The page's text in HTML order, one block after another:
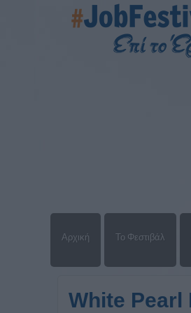
Αρχική Το Φεστιβάλ
White